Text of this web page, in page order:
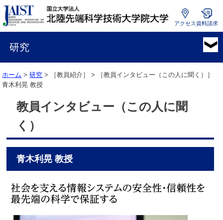
国
学
法
人
科
アクセス 資料請求
研究
ホーム >研究 > ［教員紹介］ > ［教員インタビュー（この人に聞く）］
青木利晃 教授
教員インタビュー（この人に聞
く）
青木利晃 教授